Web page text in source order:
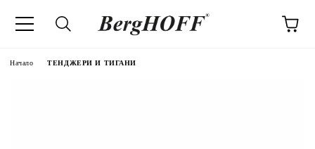
Начало ТЕНДЖЕРИ И ТИГАНИ